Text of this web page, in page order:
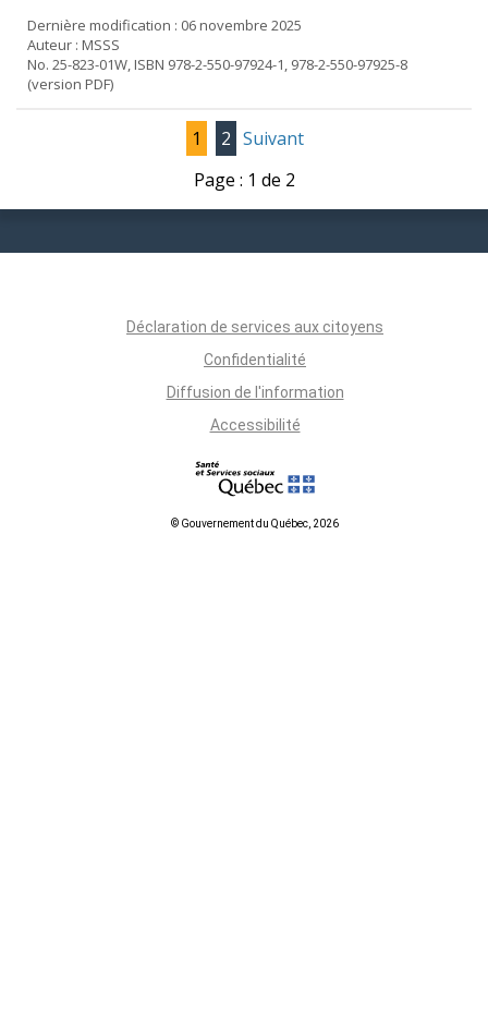
Dernière modification : 06 novembre 2025
Auteur : MSSS
No. 25-823-01W, ISBN 978-2-550-97924-1, 978-2-550-97925-8
(version PDF)
1 2 Suivant
Page : 1 de 2
Déclaration de services aux citoyens
Confidentialité
Diffusion de l'information
Accessibilité
© Gouvernement du Québec, 2026